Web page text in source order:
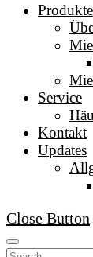
Produkte
Service
Kontakt
Updates
Close Button